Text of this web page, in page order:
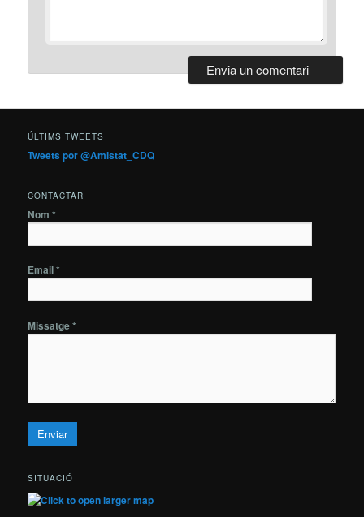
ÚLTIMS TWEETS
Tweets por @Amistat_CDQ
CONTACTAR
Nom *
Email *
Missatge *
SITUACIÓ